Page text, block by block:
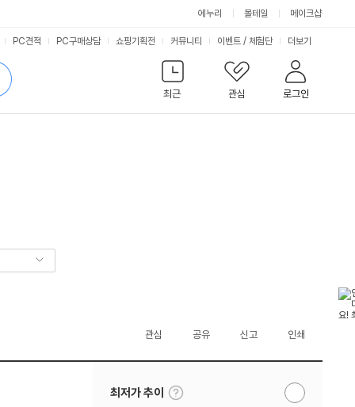
에누리 몰테일 메이크샵
최근
관심 로그인
PC견적 PC구매상담 쇼핑기획전 커뮤니티 이벤트 / 체험단 서
비
스
더보기
관심 공유 신고 인쇄
최저가 추이
툴
팁
알